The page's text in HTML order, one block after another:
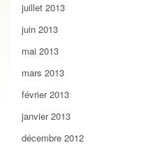
juillet 2013
juin 2013
mai 2013
mars 2013
février 2013
janvier 2013
décembre 2012